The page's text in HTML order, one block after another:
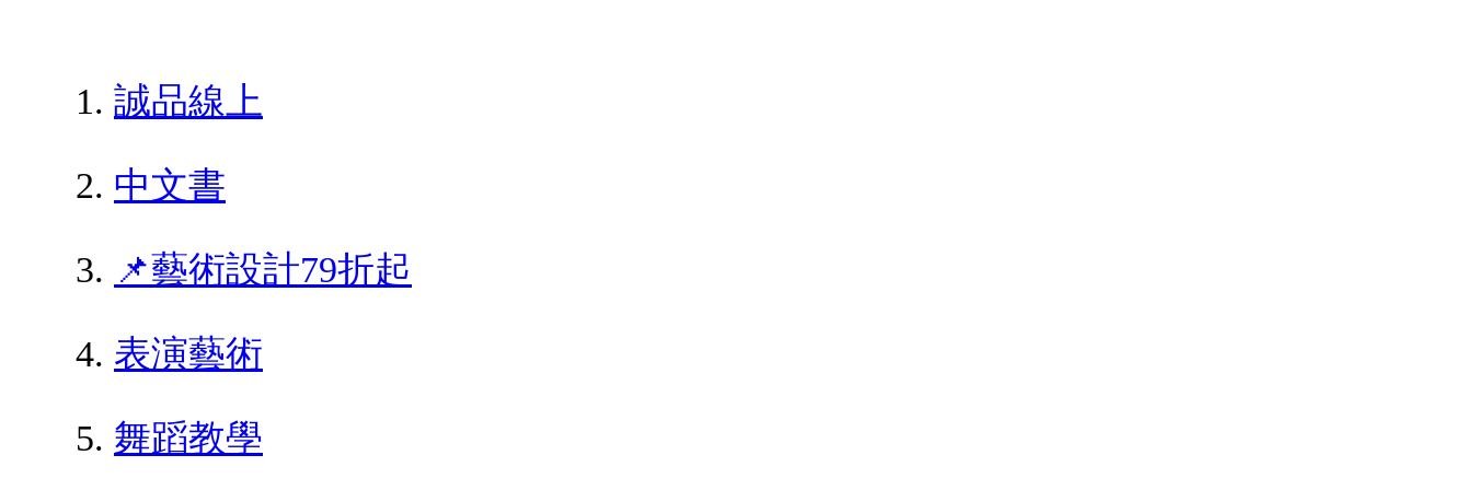
誠品線上
中文書
📌藝術設計79折起
表演藝術
舞蹈教學